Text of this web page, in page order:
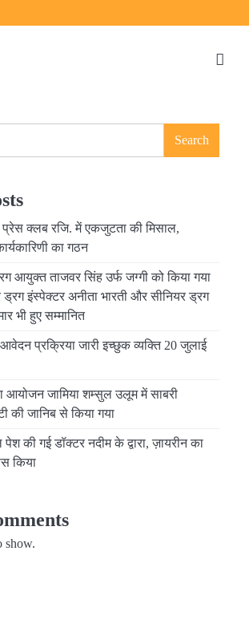
नीरज कुमार भी हुए सम्मानित हज 2027 के लिए
Search
क्लब रजि. में एकजुटता की मिसाल,
का गठन
आयुक्त ताजवर सिंह उर्फ जग्गी को किया गया
ड्रग इंस्पेक्टर अनीता भारती और सीनियर ड्रग
भी हुए सम्मानित
प्रक्रिया जारी इच्छुक व्यक्ति 20 जुलाई
आयोजन जामिया शम्सुल उलूम में साबरी
की जानिब से किया गया
पेश की गई डॉक्टर नदीम के द्वारा, ज़ायरीन का
किया
show.